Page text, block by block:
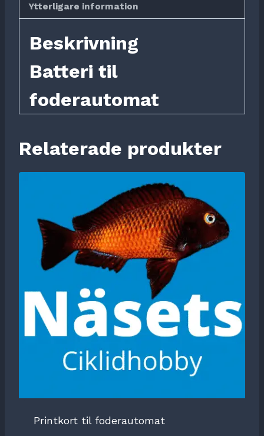
Ytterligare information
Beskrivning
Batteri til
foderautomat
Relaterade produkter
Printkort til foderautomat